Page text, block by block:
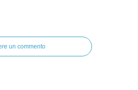
un commento